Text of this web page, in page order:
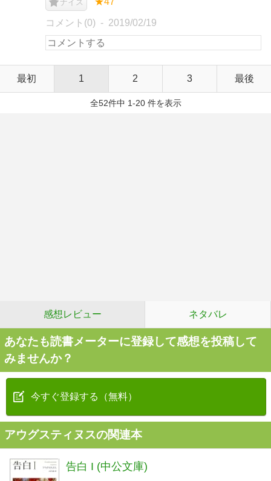
ナイス
コメント(0) 2019/02/19
最初 1 2 3 最後
全52件中 1-20 件を表示
感想レビュー ネタバレ
あなたも読書メーターに登録して感想を投稿して
みませんか？
今すぐ登録する（無料）
アウグスティヌスの関連本
告白 I (中公文庫)